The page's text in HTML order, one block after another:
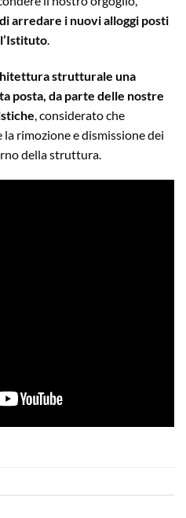
arredare i nuovi alloggi posti
strutturale una
posta, da parte delle nostre
, considerato che
rimozione e dismissione dei
della struttura.